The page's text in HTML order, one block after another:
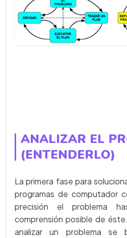
ANALIZAR EL
(ENTENDERLO)
La primera fase para
programas de computador
precisión el problema
comprensión posible de
analizar un problema se